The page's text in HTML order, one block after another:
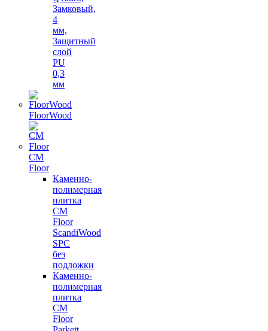
Замковый,
4
мм,
Защитный
слой
PU
0,3
мм
FloorWood
CM
Floor
Каменно-
полимерная
плитка
CM
Floor
ScandiWood
SPC
без
подложки
Каменно-
полимерная
плитка
CM
Floor